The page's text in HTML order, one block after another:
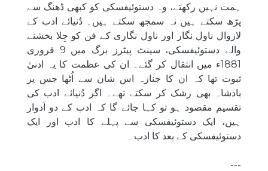
ہمت نہیں رکھتے، وہ دستوئیفسکی کو کبھی ڈھنگ سے
پڑھ سکتے ہیں نہ سمجھ سکتے ہیں۔ دُنیائے ادب کے
لازوال ناول نگار اور ناول نگاری کے فن کو جِلا بخشنے
والے دستوئیفسکی، سینٹ پیٹرز برگ میں 9 فروری
1881ء میں انتقال کر گئے۔ ان کی عظمت کا یہ ادنیٰ
ثبوت تھا کہ ان کا جنازہ اس شان سے اُٹھا جس پر
بادشاہ بھی رشک کر سکتے تھے۔ اگر دُنیائے ادب کی
تقسیم مقصود ہو تو کہا جائے گا کہ ادب کے دو اَدوار
ہیں، ایک دستوئیفسکی سے پہلے کا ادب اور ایک
دستوئیفسکی کے بعد کا ادب۔
---